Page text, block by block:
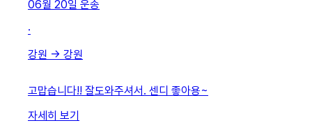
06월 20일 운송
·
강원 → 강원
고맙습니다!! 잘도와주셔서. 센디 좋아용~
자세히 보기